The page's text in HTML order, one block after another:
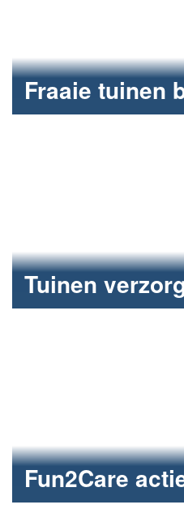
Fraaie tuinen
Jaarlijks terugkerende
Tuinen
Fun2care stak ook in 2021
Fun2Care
acties fun2care in 2020